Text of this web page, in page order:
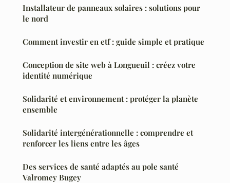
Installateur de panneaux solaires : solutions pour
le nord
Comment investir en etf : guide simple et pratique
Conception de site web à Longueuil : créez votre
identité numérique
Solidarité et environnement : protéger la planète
ensemble
Solidarité intergénérationnelle : comprendre et
renforcer les liens entre les âges
Des services de santé adaptés au pole santé
Valromey Bugey